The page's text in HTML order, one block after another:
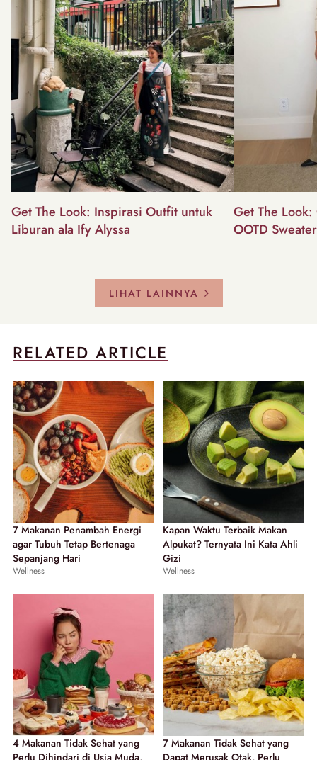
Get The Look: Inspirasi Outfit untuk
Liburan ala Ify Alyssa
Get The
OOTD
LIHAT LAINNYA
RELATED ARTICLE
7 Makanan Penambah Energi
agar Tubuh Tetap Bertenaga
Sepanjang Hari
Wellness
Kapan Waktu Terbaik Makan
Alpukat? Ternyata Ini Kata Ahli
Gizi
Wellness
4 Makanan Tidak Sehat yang
Perlu Dihindari di Usia Muda,
7 Makanan Tidak Sehat yang
Dapat Merusak Otak, Perlu